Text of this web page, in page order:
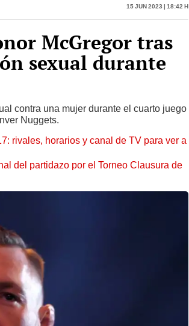
15 Jun 2023 | 18:42 h
McGregor tras
sexual durante
contra una mujer durante el cuarto juego
Nuggets.
rivales, horarios y canal de TV para ver a
del partidazo por el Torneo Clausura de